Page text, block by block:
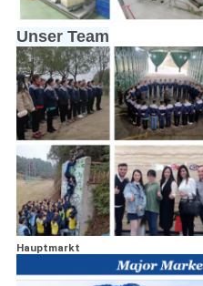
Unser Team
Hauptmarkt